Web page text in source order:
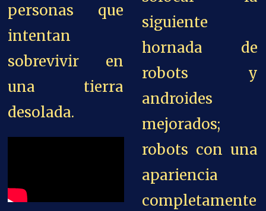
personas que
intentan
sobrevivir en
una tierra
desolada.
siguiente
hornada de
robots y
androides
mejorados;
robots con una
apariencia
completamente